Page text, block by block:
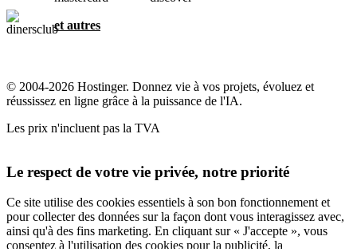
et autres
© 2004-2026 Hostinger. Donnez vie à vos projets, évoluez et
réussissez en ligne grâce à la puissance de l'IA.
Les prix n'incluent pas la TVA
Le respect de votre vie privée, notre priorité
Ce site utilise des cookies essentiels à son bon fonctionnement et
pour collecter des données sur la façon dont vous interagissez avec,
ainsi qu'à des fins marketing. En cliquant sur « J'accepte », vous
consentez à l'utilisation des cookies pour la publicité, la